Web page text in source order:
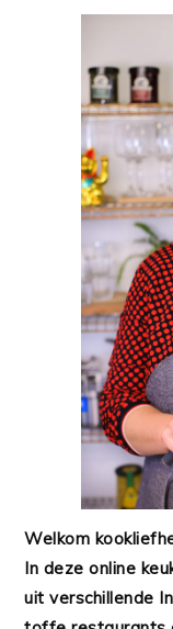
Welkom
In deze online
uit verschillende